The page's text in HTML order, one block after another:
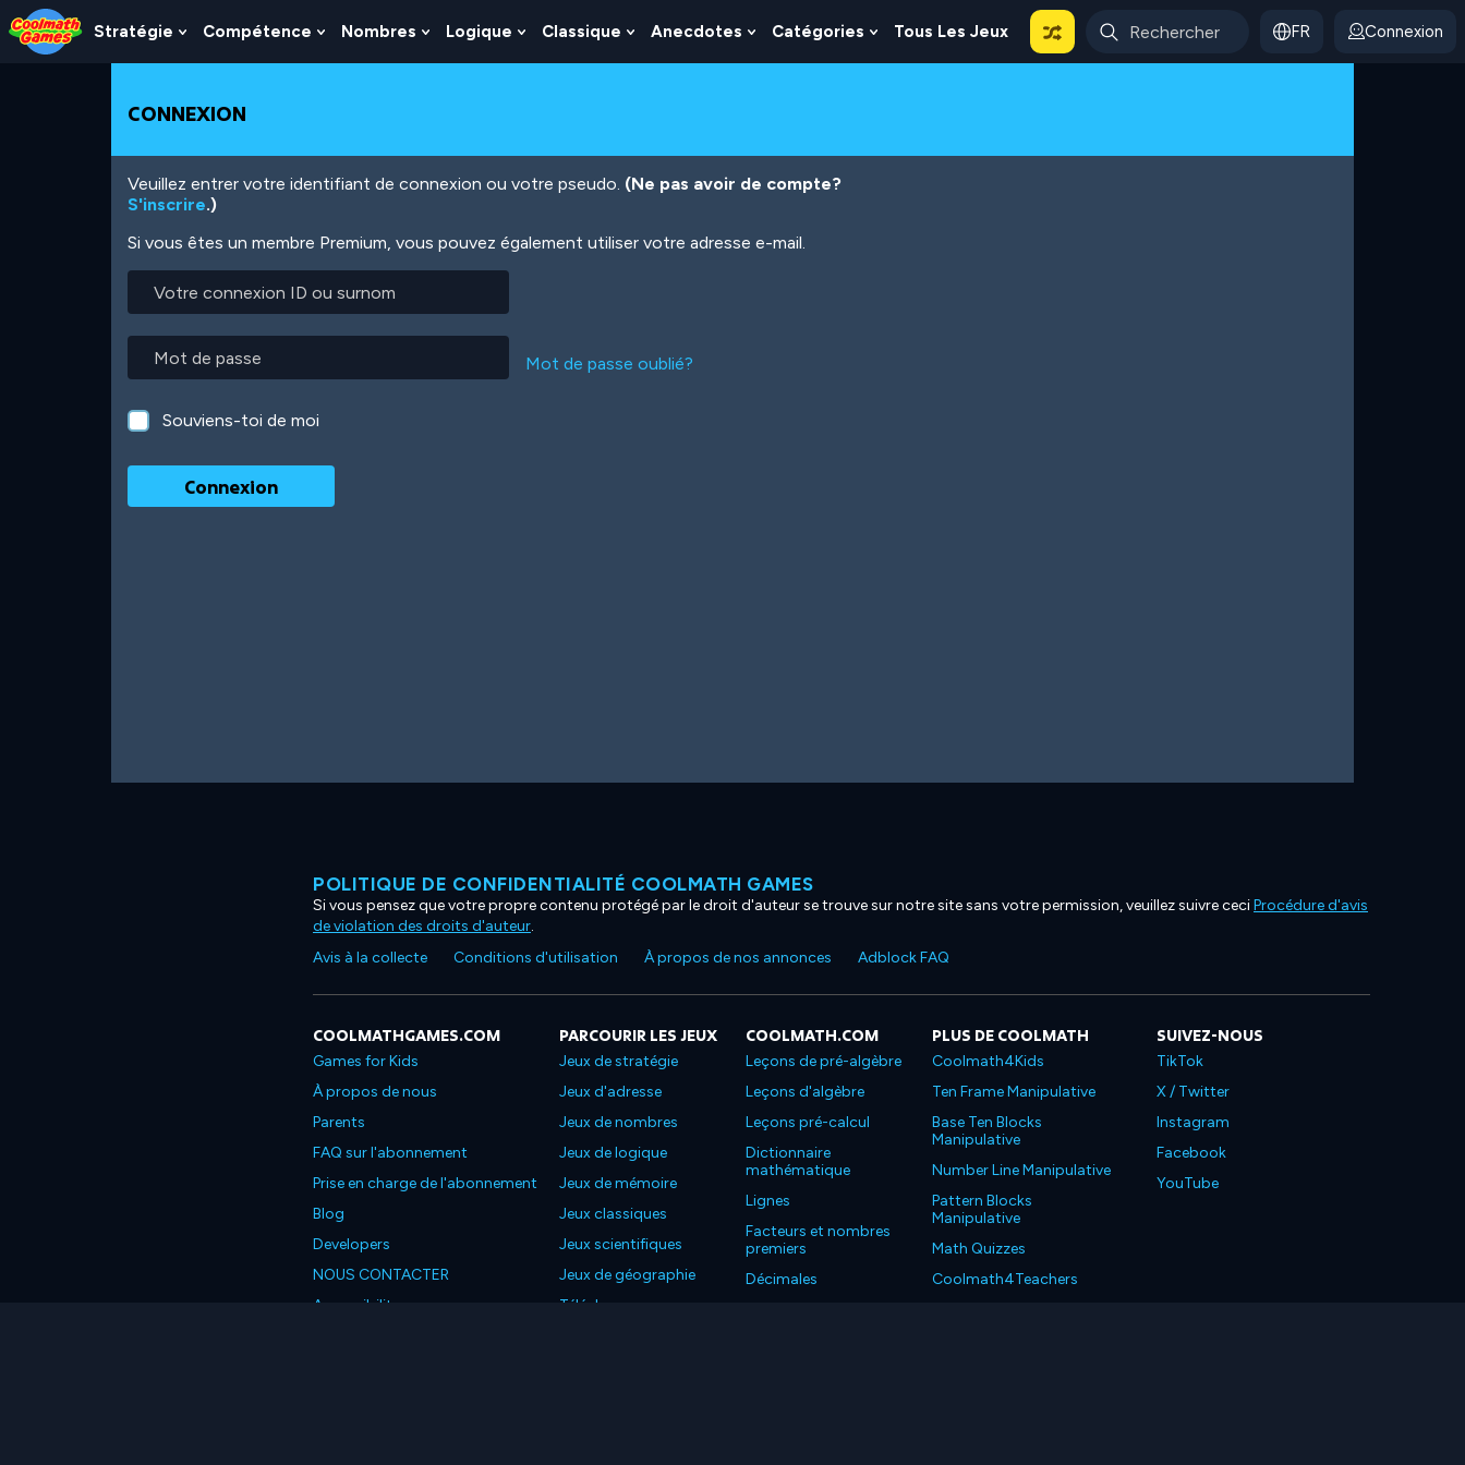
Skip
to
Top
Skip
to
Navigation
Skip
to
Main
Skip
to
Footer
Aller
au
contenu
Stratégie
Show
Submenu
Stratégie
Compétence
Show
Submenu
Nombres
Show
Submenu
Logique
Show
Submenu
Classique
Show
Submenu
Anecdotes
Show
Submenu
Catégories
Show
Submenu
Tous Les Jeux FR Connexion
CONNEXION
Veuillez entrer votre identifiant de connexion ou votre pseudo. (Ne pas avoir de compte?
S'inscrire.)
Si vous êtes un membre Premium, vous pouvez également utiliser votre adresse e-mail.
connexion
ou
surnom
Mot de passe oublié?
Souviens-toi de moi
POLITIQUE DE CONFIDENTIALITÉ COOLMATH GAMES
Si vous pensez que votre propre contenu protégé par le droit d'auteur se trouve sur notre site sans votre permission, veuillez suivre ceciProcédure d'avis
de violation des droits d'auteur.
Avis à la collecte
Conditions d'utilisation À propos de nos annonces Adblock FAQ
COOLMATHGAMES.COM
Games for Kids
À propos de nous
Parents
FAQ sur l'abonnement
Prise en charge de l'abonnement
Blog
Developers
NOUS CONTACTER
Accessibility
PARCOURIR LES JEUX
Jeux de stratégie
Jeux d'adresse
Jeux de nombres
Jeux de logique
Jeux de mémoire
Jeux classiques
Jeux scientifiques
Jeux de géographie
Téléchargez nos
COOLMATH.COM
Leçons de pré-algèbre
Leçons d'algèbre
Leçons pré-calcul
Dictionnaire
mathématique
Lignes
Facteurs et nombres
premiers
Décimales
PLUS DE COOLMATH
Coolmath4Kids
Ten Frame Manipulative
Base Ten Blocks
Manipulative
Number Line Manipulative
Pattern Blocks
Manipulative
Math Quizzes
Coolmath4Teachers
SUIVEZ-NOUS
TikTok
X / Twitter
Instagram
Facebook
YouTube